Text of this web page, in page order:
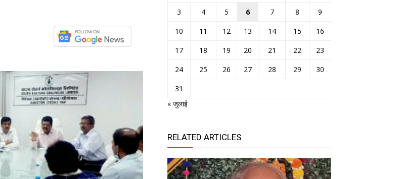
3
4 5 6 7 8
9
10
11 12 13 14 15
16
17
18 19 20 21 22
23
24
25 26 27 28 29
30
31
« जुलाई
RELATED ARTICLES